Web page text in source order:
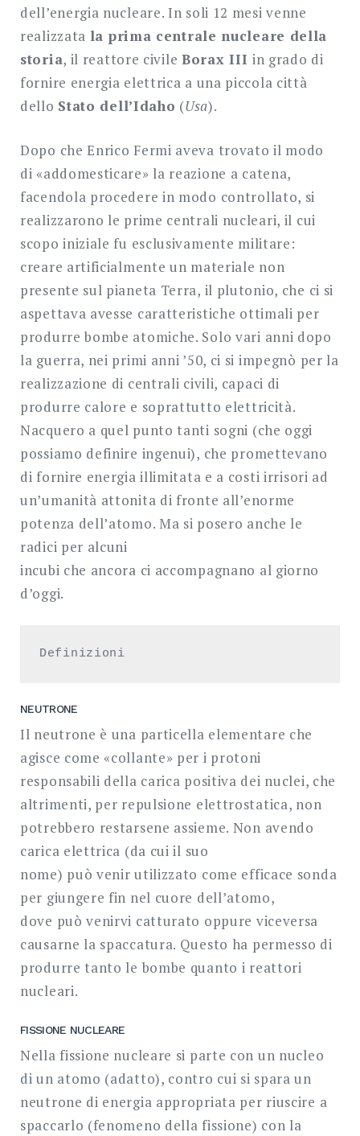
dell’energia nucleare. In soli 12 mesi venne
realizzata la prima centrale nucleare della
storia, il reattore civile Borax III in grado di
fornire energia elettrica a una piccola città
dello Stato dell’Idaho (Usa).
Dopo che Enrico Fermi aveva trovato il modo
di «addomesticare» la reazione a catena,
facendola procedere in modo controllato, si
realizzarono le prime centrali nucleari, il cui
scopo iniziale fu esclusivamente militare:
creare artificialmente un materiale non
presente sul pianeta Terra, il plutonio, che ci si
aspettava avesse caratteristiche ottimali per
produrre bombe atomiche. Solo vari anni dopo
la guerra, nei primi anni ’50, ci si impegnò per la
realizzazione di centrali civili, capaci di
produrre calore e soprattutto elettricità.
Nacquero a quel punto tanti sogni (che oggi
possiamo definire ingenui), che promettevano
di fornire energia illimitata e a costi irrisori ad
un’umanità attonita di fronte all’enorme
potenza dell’atomo. Ma si posero anche le
radici per alcuni
incubi che ancora ci accompagnano al giorno
d’oggi.
Definizioni
NEUTRONE
Il neutrone è una particella elementare che
agisce come «collante» per i protoni
responsabili della carica positiva dei nuclei, che
altrimenti, per repulsione elettrostatica, non
potrebbero restarsene assieme. Non avendo
carica elettrica (da cui il suo
nome) può venir utilizzato come efficace sonda
per giungere fin nel cuore dell’atomo,
dove può venirvi catturato oppure viceversa
causarne la spaccatura. Questo ha permesso di
produrre tanto le bombe quanto i reattori
nucleari.
FISSIONE NUCLEARE
Nella fissione nucleare si parte con un nucleo
di un atomo (adatto), contro cui si spara un
neutrone di energia appropriata per riuscire a
spaccarlo (fenomeno della fissione) con la